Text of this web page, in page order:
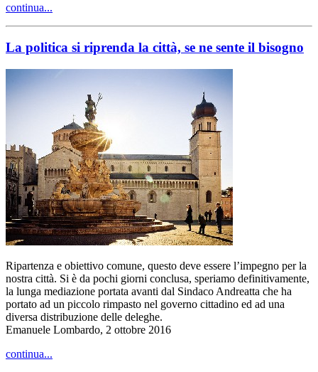
continua...
La politica si riprenda la città, se ne sente il bisogno
Ripartenza e obiettivo comune, questo deve essere l’impegno per la
nostra città. Si è da pochi giorni conclusa, speriamo definitivamente,
la lunga mediazione portata avanti dal Sindaco Andreatta che ha
portato ad un piccolo rimpasto nel governo cittadino ed ad una
diversa distribuzione delle deleghe.
Emanuele Lombardo, 2 ottobre 2016
continua...